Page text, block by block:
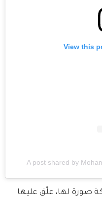
View this
A post shared by
صورة لها، علّق عليها